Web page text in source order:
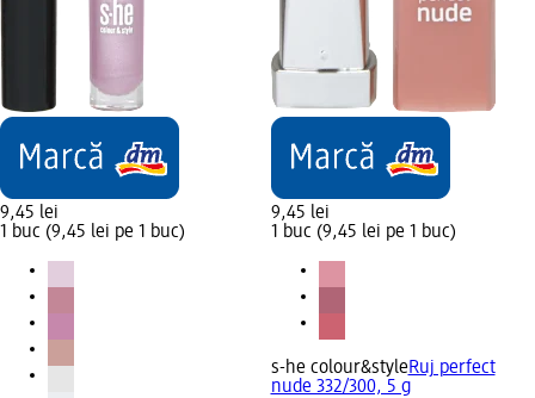
9,45 lei
1 buc (9,45 lei pe 1 buc)
9,45 lei
1 buc (9,45 lei pe 1 buc)
s-he colour&styleRuj perfect
nude 332/300, 5 g